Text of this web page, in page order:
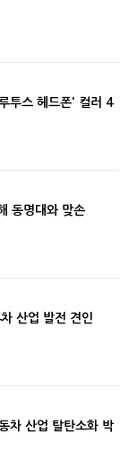
투스 헤드폰' 컬러 4
동명대와 맞손
산업 발전 견인
차 산업 탈탄소화 박